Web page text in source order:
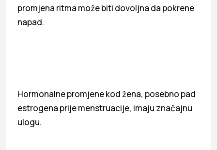
promjena ritma može biti dovoljna da pokrene
napad.
Hormonalne promjene kod žena, posebno pad
estrogena prije menstruacije, imaju značajnu
ulogu.